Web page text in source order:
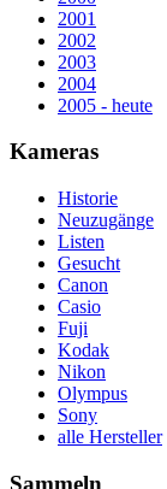
2001
2002
2003
2004
2005 - heute
Kameras
Historie
Neuzugänge
Listen
Gesucht
Canon
Casio
Fuji
Kodak
Nikon
Olympus
Sony
alle Hersteller
Sammeln